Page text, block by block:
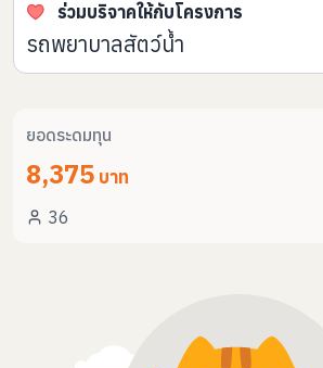
ร่วมบริจาคให้กับโครงการ
รถพยาบาลสัตว์น้ำ
ยอดระดมทุน
8,375 บาท
36